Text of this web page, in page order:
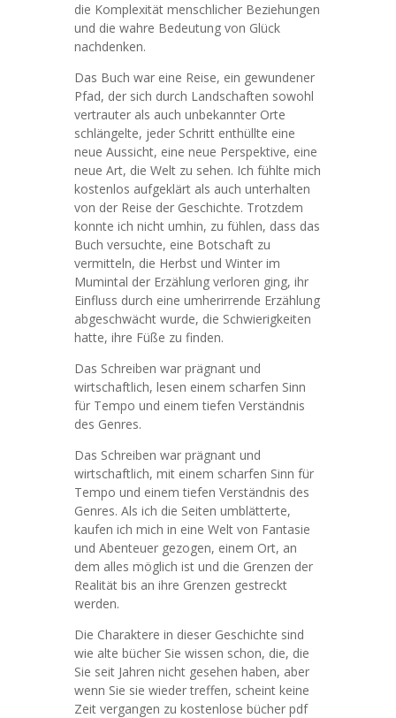
die Komplexität menschlicher Beziehungen
und die wahre Bedeutung von Glück
nachdenken.
Das Buch war eine Reise, ein gewundener
Pfad, der sich durch Landschaften sowohl
vertrauter als auch unbekannter Orte
schlängelte, jeder Schritt enthüllte eine
neue Aussicht, eine neue Perspektive, eine
neue Art, die Welt zu sehen. Ich fühlte mich
kostenlos aufgeklärt als auch unterhalten
von der Reise der Geschichte. Trotzdem
konnte ich nicht umhin, zu fühlen, dass das
Buch versuchte, eine Botschaft zu
vermitteln, die Herbst und Winter im
Mumintal der Erzählung verloren ging, ihr
Einfluss durch eine umherirrende Erzählung
abgeschwächt wurde, die Schwierigkeiten
hatte, ihre Füße zu finden.
Das Schreiben war prägnant und
wirtschaftlich, lesen einem scharfen Sinn
für Tempo und einem tiefen Verständnis
des Genres.
Das Schreiben war prägnant und
wirtschaftlich, mit einem scharfen Sinn für
Tempo und einem tiefen Verständnis des
Genres. Als ich die Seiten umblätterte,
kaufen ich mich in eine Welt von Fantasie
und Abenteuer gezogen, einem Ort, an
dem alles möglich ist und die Grenzen der
Realität bis an ihre Grenzen gestreckt
werden.
Die Charaktere in dieser Geschichte sind
wie alte bücher Sie wissen schon, die, die
Sie seit Jahren nicht gesehen haben, aber
wenn Sie sie wieder treffen, scheint keine
Zeit vergangen zu kostenlose bücher pdf